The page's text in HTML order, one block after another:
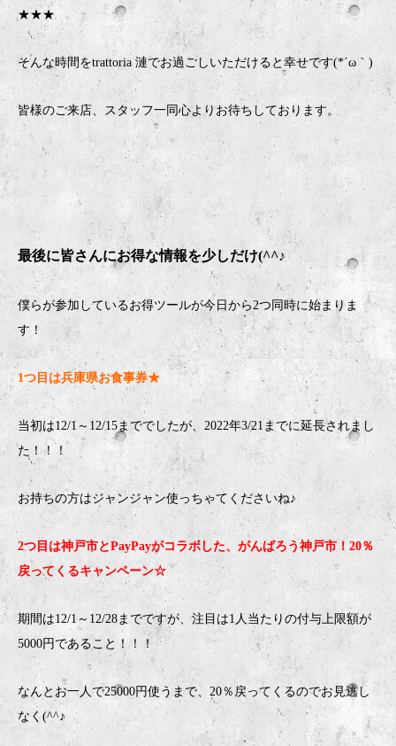
★★★
そんな時間をtrattoria 漣でお過ごしいただけると幸せです(*´ω｀)
皆様のご来店、スタッフ一同心よりお待ちしております。
最後に皆さんにお得な情報を少しだけ(^^♪
僕らが参加しているお得ツールが今日から2つ同時に始まりま
す！
1つ目は兵庫県お食事券★
当初は12/1～12/15まででしたが、2022年3/21までに延長されまし
た！！！
お持ちの方はジャンジャン使っちゃてくださいね♪
2つ目は神戸市とPayPayがコラボした、がんばろう神戸市！20％
戻ってくるキャンペーン☆
期間は12/1～12/28までですが、注目は1人当たりの付与上限額が
5000円であること！！！
なんとお一人で25000円使うまで、20％戻ってくるのでお見逃し
なく(^^♪